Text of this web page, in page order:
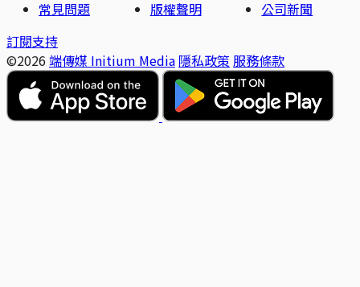
常見問題
版權聲明
公司新聞
訂閱支持
©2026 端傳媒 Initium Media 隱私政策 服務條款